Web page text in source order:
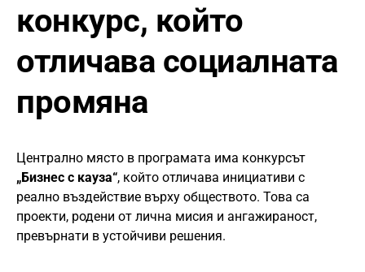
конкурс, който
отличава социалната
промяна
Централно място в програмата има конкурсът
„Бизнес с кауза“, който отличава инициативи с
реално въздействие върху обществото. Това са
проекти, родени от лична мисия и ангажираност,
превърнати в устойчиви решения.